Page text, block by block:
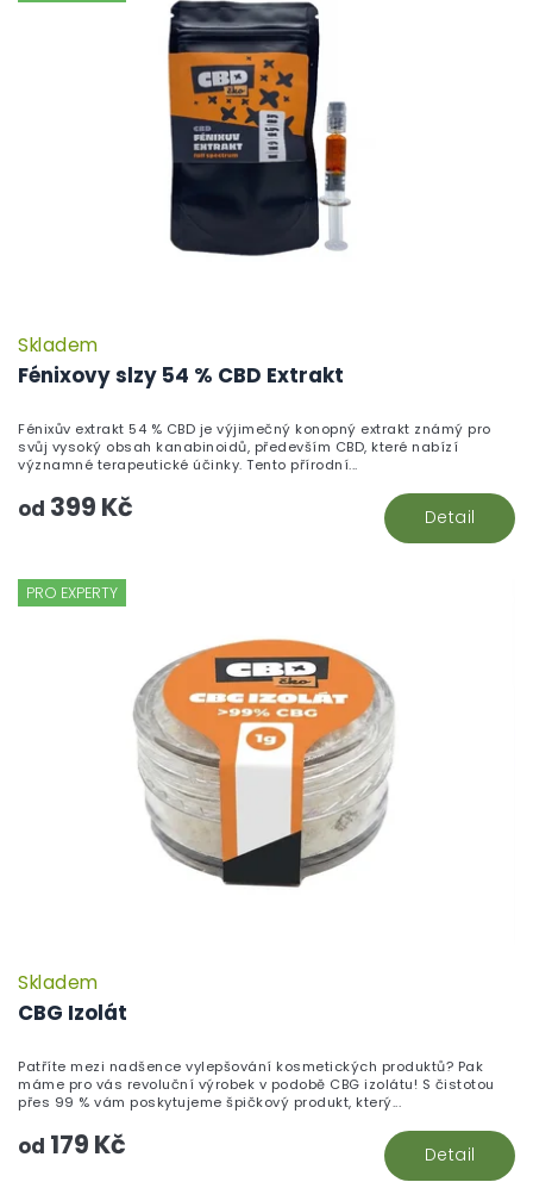
Fénixovy slzy 54 % CBD Extrakt
Skladem
od 399 Kč Detail
Fénixův extrakt 54 % CBD je výjimečný konopný extrakt známý pro
svůj vysoký obsah kanabinoidů, především CBD, které nabízí
významné terapeutické účinky. Tento přírodní...
PRO EXPERTY
CBG Izolát
Skladem
od 179 Kč Detail
Patříte mezi nadšence vylepšování kosmetických produktů? Pak
máme pro vás revoluční výrobek v podobě CBG izolátu! S čistotou
přes 99 % vám poskytujeme špičkový produkt, který...